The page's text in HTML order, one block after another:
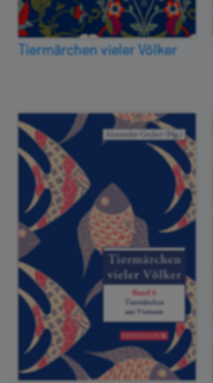
Tiermärchen vieler Völker